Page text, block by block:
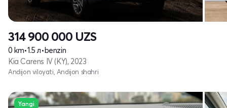
314 900 000 UZS
0 km•1.5 л•benzin
Kia Carens IV (KY), 2023
Andijon viloyati, Andijon shahri
Yangi